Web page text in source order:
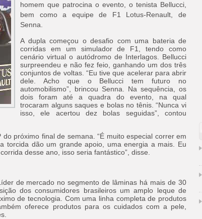
homem que patrocina o evento, o tenista Bellucci,
bem como a equipe de F1 Lotus-Renault, de
Senna.
A dupla começou o desafio com uma bateria de
corridas em um simulador de F1, tendo como
cenário virtual o autódromo de Interlagos. Bellucci
surpreendeu e não fez feio, ganhando um dos três
conjuntos de voltas. “Eu tive que acelerar para abrir
dele. Acho que o Bellucci tem futuro no
automobilismo”, brincou Senna. Na sequência, os
dois foram até a quadra do evento, na qual
trocaram alguns saques e bolas no tênis. “Nunca vi
isso, ele acertou dez bolas seguidas”, contou
próximo final de semana. “É muito especial correr em
torcida dão um grande apoio, uma energia a mais. Eu
desse ano, isso seria fantástico”, disse.
de mercado no segmento de lâminas há mais de 30
dos consumidores brasileiros um amplo leque de
de tecnologia. Com uma linha completa de produtos
oferece produtos para os cuidados com a pele,